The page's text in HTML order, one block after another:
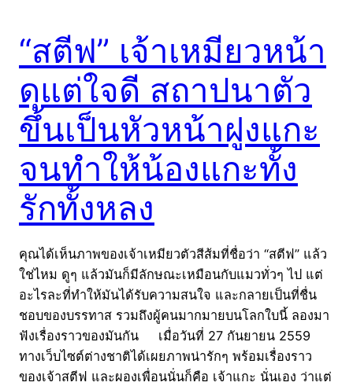
“สตีฟ” เจ้าเหมียวหน้า
ดุแต่ใจดี สถาปนาตัว
ขึ้นเป็นหัวหน้าฝูงแกะ
จนทำให้น้องแกะทั้ง
รักทั้งหลง
คุณได้เห็นภาพของเจ้าเหมียวตัวสีส้มที่ชื่อว่า “สตีฟ” แล้ว
ใช่ไหม ดูๆ แล้วมันก็มีลักษณะเหมือนกับแมวทั่วๆ ไป แต่
อะไรละที่ทำให้มันได้รับความสนใจ และกลายเป็นที่ชื่น
ชอบของบรรทาส รวมถึงผู้คนมากมายบนโลกใบนี้ ลองมา
ฟังเรื่องราวของมันกัน เมื่อวันที่ 27 กันยายน 2559
ทางเว็บไซต์ต่างชาติได้เผยภาพน่ารักๆ พร้อมเรื่องราว
ของเจ้าสตีฟ และผองเพื่อนนั่นก็คือ เจ้าแกะ นั่นเอง ว่าแต่